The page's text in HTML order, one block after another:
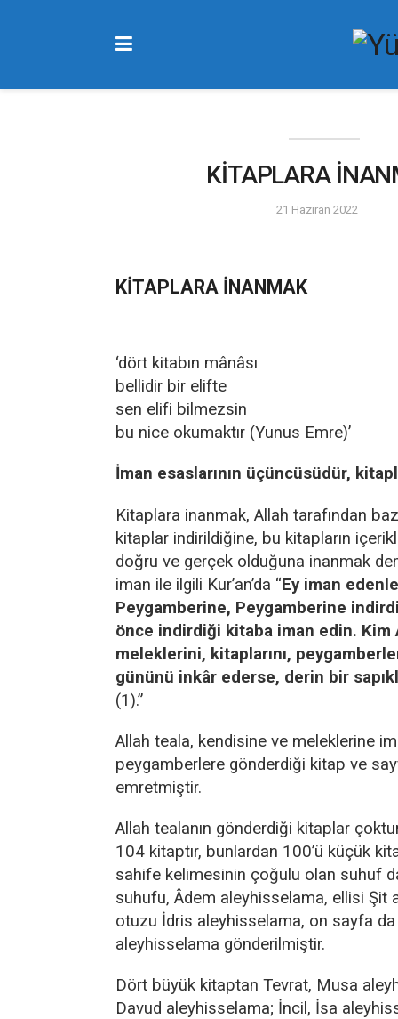
KİTAPLARA
21 Haziran 2022
KİTAPLARA İNANMAK
‘dört kitabın mânâsı
bellidir bir elifte
sen elifi bilmezsin
bu nice okumaktır (Yunus Emre)’
İman esaslarının üçüncüsüdür,
Kitaplara inanmak, Allah tarafından
kitaplar indirildiğine, bu kitapların
doğru ve gerçek olduğuna inanmak
iman ile ilgili Kur’an’da “Ey iman
Peygamberine, Peygamberine
önce indirdiği kitaba iman edin. Kim
meleklerini, kitaplarını,
gününü inkâr ederse, derin bir
(1).”
Allah teala, kendisine ve meleklerine
peygamberlere gönderdiği kitap ve
emretmiştir.
Allah tealanın gönderdiği kitaplar
104 kitaptır, bunlardan 100’ü küçük
sahife kelimesinin çoğulu olan suhuf
suhufu, Âdem aleyhisselama, ellisi Şit
otuzu İdris aleyhisselama, on sayfa
aleyhisselama gönderilmiştir.
Dört büyük kitaptan Tevrat, Musa
Davud aleyhisselama; İncil, İsa